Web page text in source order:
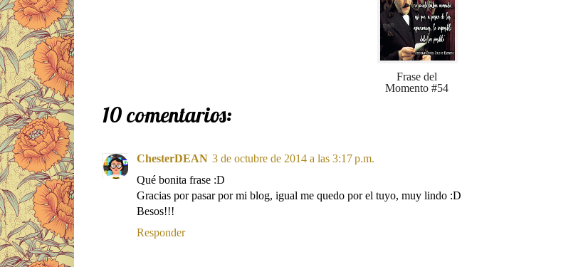
Frase del
Momento #54
10 comentarios:
ChesterDEAN 3 de octubre de 2014 a las 3:17 p.m.
Qué bonita frase :D
Gracias por pasar por mi blog, igual me quedo por el tuyo, muy lindo :D
Besos!!!
Responder